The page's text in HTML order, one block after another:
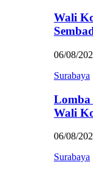
Wali
06/08/
Surabaya
Lomba
Wali
06/08/
Surabaya